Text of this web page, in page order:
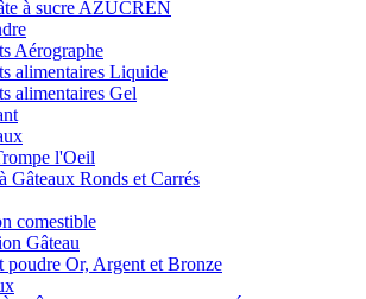
à sucre AZUCREN
Aérographe
alimentaires Liquide
alimentaires Gel
l'Oeil
Gâteaux Ronds et Carrés
comestible
Gâteau
poudre Or, Argent et Bronze